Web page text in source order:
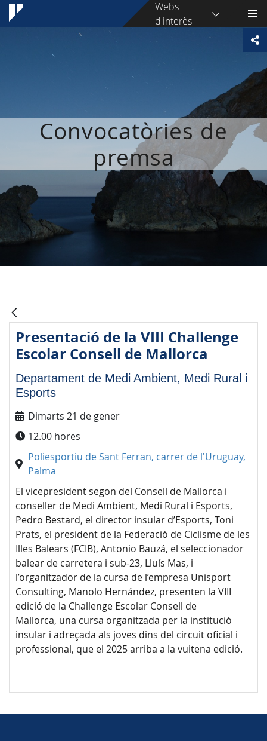
Webs
d'interès
Convocatòries de
premsa
Presentació de la VIII Challenge
Escolar Consell de Mallorca
Departament de Medi Ambient, Medi Rural i
Esports
Dimarts 21 de gener
12.00 hores
Poliesportiu de Sant Ferran, carrer de l'Uruguay,
Palma
El vicepresident segon del Consell de Mallorca i
conseller de Medi Ambient, Medi Rural i Esports,
Pedro Bestard, el director insular d’Esports, Toni
Prats, el president de la Federació de Ciclisme de les
Illes Balears (FCIB), Antonio Bauzá, el seleccionador
balear de carretera i sub-23, Lluís Mas, i
l’organitzador de la cursa de l’empresa Unisport
Consulting, Manolo Hernández, presenten la VIII
edició de la Challenge Escolar Consell de
Mallorca, una cursa organitzada per la institució
insular i adreçada als joves dins del circuit oficial i
professional, que el 2025 arriba a la vuitena edició.